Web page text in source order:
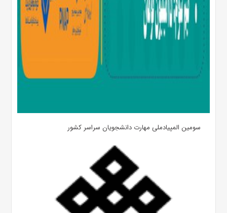
سومین المپیادملی مهارت دانشجویان سراسر کشور